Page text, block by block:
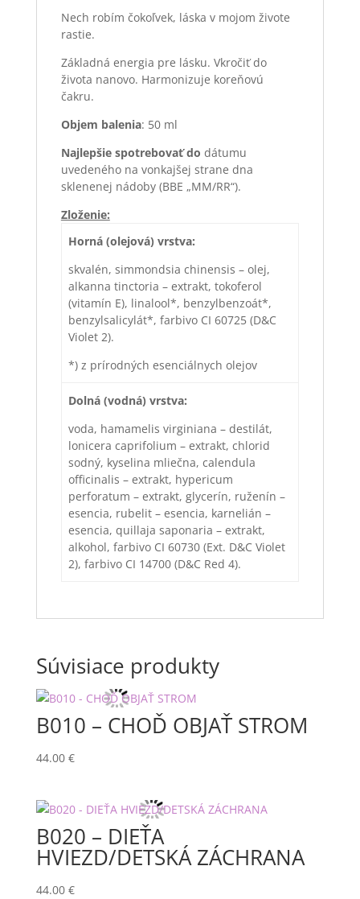
Nech robím čokoľvek, láska v mojom živote
rastie.
Základná energia pre lásku. Vkročiť do
života nanovo. Harmonizuje koreňovú
čakru.
Objem balenia: 50 ml
Najlepšie spotrebovaťdo dátumu
uvedeného na vonkajšej strane dna
sklenenej nádoby (BBE „MM/RR“).
Zloženie:
Horná (olejová) vrstva:
skvalén, simmondsia chinensis – olej,
alkanna tinctoria – extrakt, tokoferol
(vitamín E), linalool*, benzylbenzoát*,
benzylsalicylát*, farbivo CI 60725 (D&C
Violet 2).
*) z prírodných esenciálnych olejov
Dolná (vodná) vrstva:
voda, hamamelis virginiana – destilát,
lonicera caprifolium – extrakt, chlorid
sodný, kyselina mliečna, calendula
officinalis – extrakt, hypericum
perforatum – extrakt, glycerín, ruženín –
esencia, rubelit – esencia, karnelián –
esencia, quillaja saponaria – extrakt,
alkohol, farbivo CI 60730 (Ext. D&C Violet
2), farbivo CI 14700 (D&C Red 4).
Súvisiace produkty
B010 – CHOĎ OBJAŤ STROM
44.00 €
B020 – DIEŤA
HVIEZD/DETSKÁ ZÁCHRANA
44.00 €